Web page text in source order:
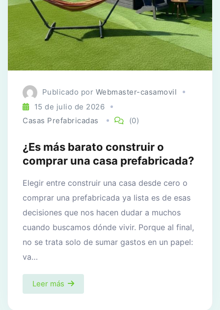
Publicado por Webmaster-casamovil
15 de julio de 2026
Casas Prefabricadas
(0)
¿Es más barato construir o
comprar una casa prefabricada?
Elegir entre construir una casa desde cero o
comprar una prefabricada ya lista es de esas
decisiones que nos hacen dudar a muchos
cuando buscamos dónde vivir. Porque al final,
no se trata solo de sumar gastos en un papel:
va…
Leer más